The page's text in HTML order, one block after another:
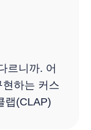
르니까. 어
하는 커스
랩(CLAP)